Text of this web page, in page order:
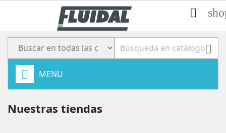


MENU
Nuestras tiendas